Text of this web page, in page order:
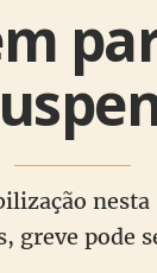
greve pode